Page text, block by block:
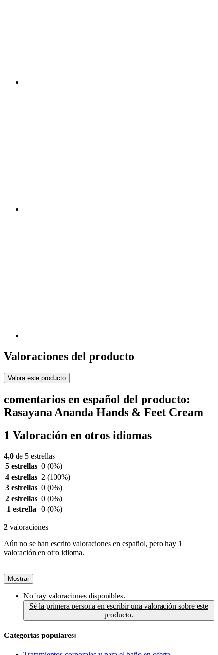
Valoraciones del producto
Valora este producto
comentarios en español del producto:
Rasayana Ananda Hands & Feet Cream
1 Valoración en otros idiomas
4,0 de 5 estrellas
5 estrellas 0 (0%)
4 estrellas 2 (100%)
3 estrellas 0 (0%)
2 estrellas 0 (0%)
1 estrella
0 (0%)
2 valoraciones
Aún no se han escrito valoraciones en español, pero hay 1
valoración en otro idioma.
Mostrar
No hay valoraciones disponibles.
Sé la primera persona en escribir una valoración sobre este
producto.
Categorías populares: